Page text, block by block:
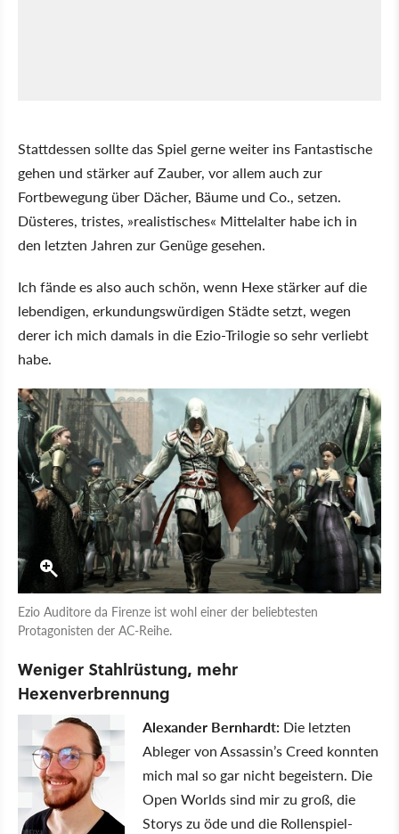
Stattdessen sollte das Spiel gerne weiter ins Fantastische
gehen und stärker auf Zauber, vor allem auch zur
Fortbewegung über Dächer, Bäume und Co., setzen.
Düsteres, tristes, realistisches Mittelalter habe ich in
den letzten Jahren zur Genüge gesehen.
Ich fände es also auch schön, wenn Hexe stärker auf die
lebendigen, erkundungswürdigen Städte setzt, wegen
derer ich mich damals in die Ezio-Trilogie so sehr verliebt
habe.
Ezio Auditore da Firenze ist wohl einer der beliebtesten
Protagonisten der AC-Reihe.
Weniger Stahlrüstung, mehr
Hexenverbrennung
Alexander Bernhardt: Die letzten
Ableger von Assassin’s Creed konnten
mich mal so gar nicht begeistern. Die
Open Worlds sind mir zu groß, die
Storys zu öde und die Rollenspiel-